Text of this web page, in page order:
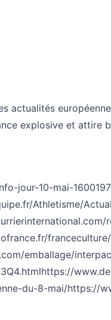
actualités
explosive et attire
jour-10-mai-
Athletisme/
emballage/
https://
du-8-mai/https://